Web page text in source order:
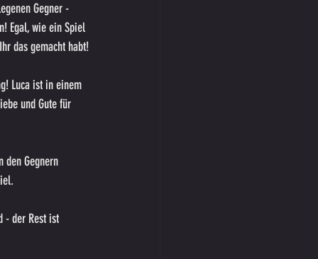
Gegner -
Egal, wie ein Spiel
das gemacht habt!
Luca ist in einem
und Gute für
den Gegnern
- der Rest ist